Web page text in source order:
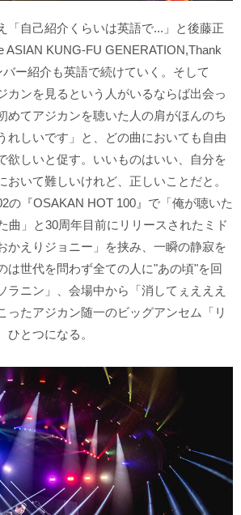
「自己紹介くらいは英語で...」と後藤正
ASIAN KUNG-FU GENERATION,Thank
ー紹介も英語で続けていく。そして
カンを見るという人がいるならば出会っ
めてアジカンを聴いた人の肩がほんのち
れしいです」と、どの曲においても自由
欲しいと促す。いいものはいい、自分を
おいて難しいけれど、正しいことだと。
の『OSAKAN HOT 100』で「俺が聴いた
曲」と30周年目前にリリースされたミド
かえりジョニー」を挟み、一瞬の静寂を
は世代を問わず全ての人に"あの頃"を回
ラニン」、会場中から「消してぇえええ
ったアジカン随一のビッグアンセム「リ
ひとつになる。